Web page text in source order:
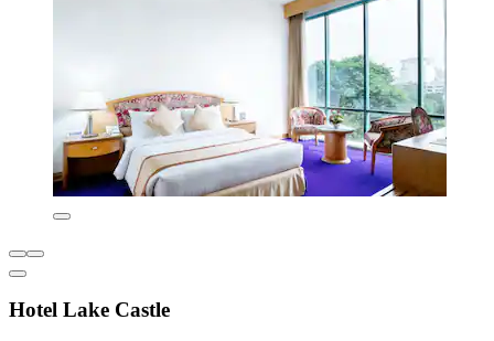
Hotel Lake Castle